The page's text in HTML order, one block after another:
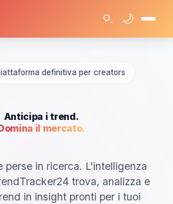
🌙
definitiva per creators
Anticipa i trend.
il mercato.
perse in ricerca. L'intelligenza
trova, analizza e
in insight pronti per i tuoi